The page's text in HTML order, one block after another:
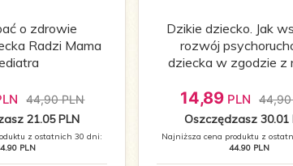
o zdrowie
Radzi Mama
44,90 PLN
21.05 PLN
z ostatnich 30 dni:
PLN
Dzikie dziecko. Jak
rozwój
dziecka w zgodzie z
14,89 PLN 44,90
Oszczędzasz 30.01
Najniższa cena produktu z
44.90 PLN